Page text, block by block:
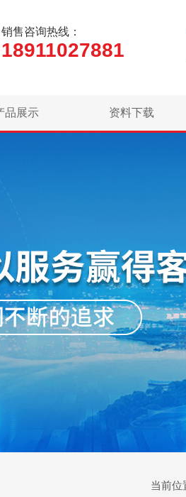
销售咨询热线：
18911027881
品展示 资料下载
当前位